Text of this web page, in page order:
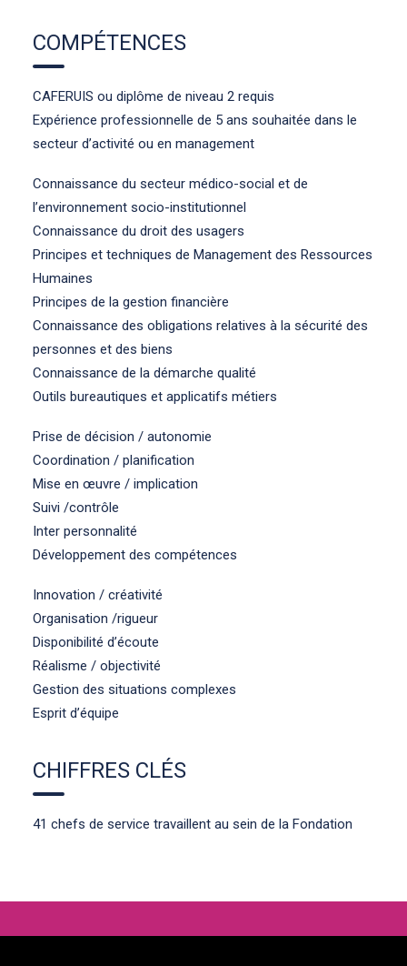
COMPÉTENCES
CAFERUIS ou diplôme de niveau 2 requis
Expérience professionnelle de 5 ans souhaitée dans le
secteur d’activité ou en management
Connaissance du secteur médico-social et de
l’environnement socio-institutionnel
Connaissance du droit des usagers
Principes et techniques de Management des Ressources
Humaines
Principes de la gestion financière
Connaissance des obligations relatives à la sécurité des
personnes et des biens
Connaissance de la démarche qualité
Outils bureautiques et applicatifs métiers
Prise de décision / autonomie
Coordination / planification
Mise en œuvre / implication
Suivi /contrôle
Inter personnalité
Développement des compétences
Innovation / créativité
Organisation /rigueur
Disponibilité d’écoute
Réalisme / objectivité
Gestion des situations complexes
Esprit d’équipe
CHIFFRES CLÉS
41 chefs de service travaillent au sein de la Fondation